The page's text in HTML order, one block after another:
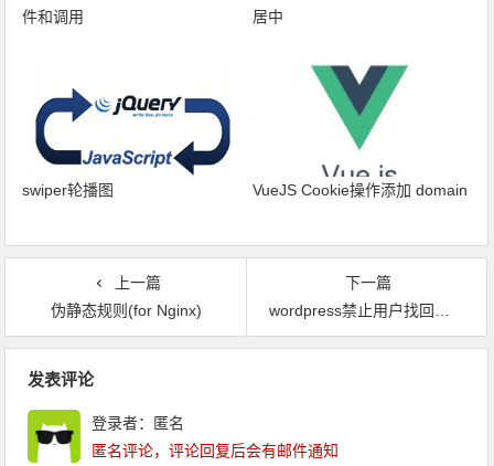
件和调用 居中
swiper轮播图 VueJS Cookie操作添加 domain
上一篇
伪静态规则(for Nginx)
下一篇
wordpress禁止用户找回密码
发表评论
登录者：匿名
匿名评论，评论回复后会有邮件通知